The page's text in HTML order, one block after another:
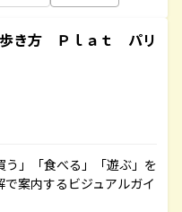
き方 Ｐｌａｔ パリ
」「食べる」「遊ぶ」を
案内するビジュアルガイ